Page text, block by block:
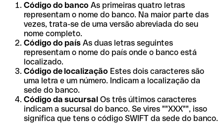
Código do banco As primeiras quatro letras
representam o nome do banco. Na maior parte das
vezes, trata-se de uma versão abreviada do seu
nome completo.
Código do país As duas letras seguintes
representam o nome do país onde o banco está
localizado.
Código de localização Estes dois caracteres são
uma letra e um número. Indicam a localização da
sede do banco.
Código da sucursal Os três últimos caracteres
indicam a sucursal do banco. Se vires ""XXX"", isso
significa que tens o código SWIFT da sede do banco.